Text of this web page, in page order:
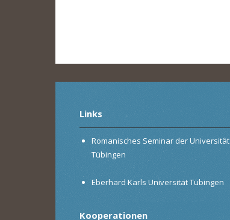
Links
Romanisches Seminar der Universität
Tübingen
Eberhard Karls Universität Tübingen
Kooperationen